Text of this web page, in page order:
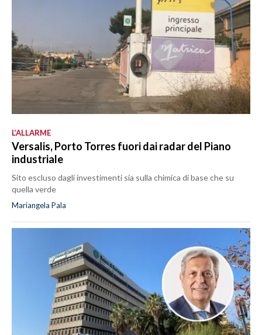
L’ALLARME
Versalis, Porto Torres fuori dai radar del Piano
industriale
Sito escluso dagli investimenti sia sulla chimica di base che su
quella verde
Mariangela Pala